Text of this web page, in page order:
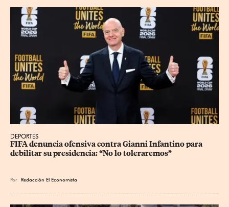
DEPORTES
FIFA denuncia ofensiva contra Gianni Infantino para
debilitar su presidencia: “No lo toleraremos”
Por Redacción El Economista